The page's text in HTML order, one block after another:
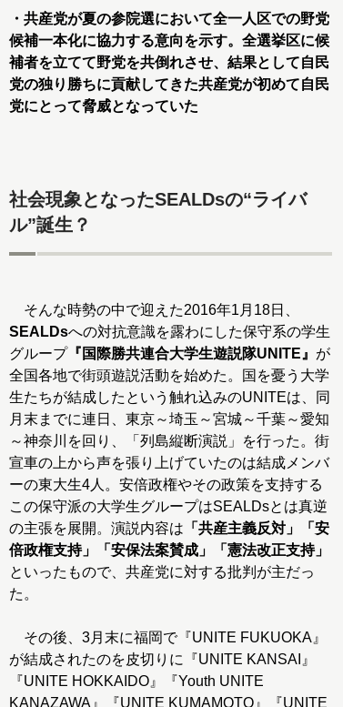
・共産党が夏の参院選において全一人区での野党
候補一本化に協力する意向を示す。全選挙区に候
補者を立てて野党を共倒れさせ、結果として自民
党の独り勝ちに貢献してきた共産党が初めて自民
党にとって脅威となっていた
社会現象となったSEALDsの“ライバ
ル”誕生？
そんな時勢の中で迎えた2016年1月18日、
SEALDsへの対抗意識を露わにした保守系の学生
グループ『国際勝共連合大学生遊説隊UNITE』 が
全国各地で街頭遊説活動を始めた。国を憂う大学
生たちが結成したという触れ込みのUNITEは、同
月末までに連日、東京～埼玉～宮城～千葉～愛知
～神奈川を回り、「列島縦断演説」を行った。街
宣車の上から声を張り上げていたのは結成メンバ
ーの東大生4人。安倍政権やその政策を支持する
この保守派の大学生グループはSEALDsとは真逆
の主張を展開。演説内容は 「共産主義反対」「安
倍政権支持」「安保法案賛成」「憲法改正支持」
といったもので、共産党に対する批判が主だっ
た。
その後、3月末に福岡で『UNITE FUKUOKA』
が結成されたのを皮切りに『UNITE KANSAI』
『UNITE HOKKAIDO』『Youth UNITE
KANAZAWA』『UNITE KUMAMOTO』『UNITE